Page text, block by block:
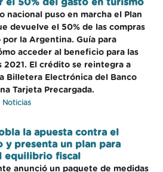
el 50% del gasto en turismo
nacional puso en marcha el Plan
devuelve el 50% de las compras
por la Argentina. Guía para
acceder al beneficio para las
2021. El crédito se reintegra a
Billetera Electrónica del Banco
Tarjeta Precargada.
Noticias
la apuesta contra el
y presenta un plan para
equilibrio fiscal
anunció un paquete de medidas